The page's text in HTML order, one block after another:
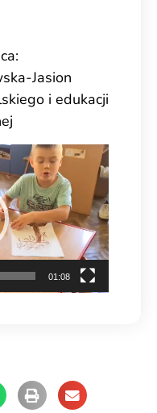
Jasion
i edukacji
01:08